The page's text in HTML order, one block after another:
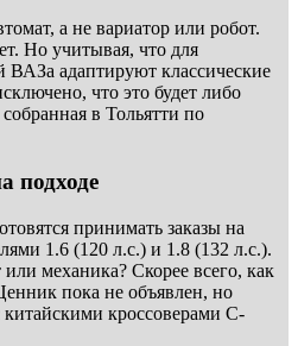
а не вариатор или робот.
Но учитывая, что для
адаптируют классические
что это будет либо
в Тольятти по
подходе
принимать заказы на
1.6 (120 л.с.) и 1.8 (132 л.с.).
механика? Скорее всего, как
пока не объявлен, но
кроссоверами C-